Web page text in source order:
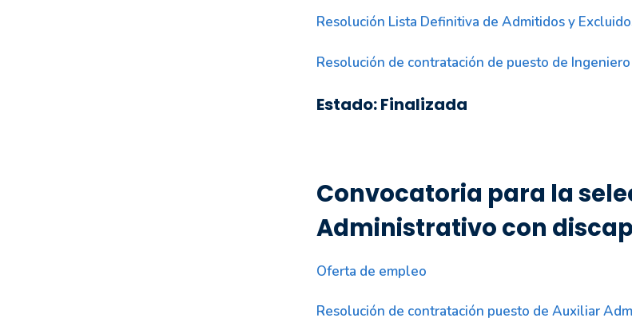
Resolución Lista Definitiva de Admitidos y
Resolución de contratación de puesto de
Estado: Finalizada
Convocatoria para la
Administrativo con
Oferta de empleo
Resolución de contratación puesto de Auxiliar